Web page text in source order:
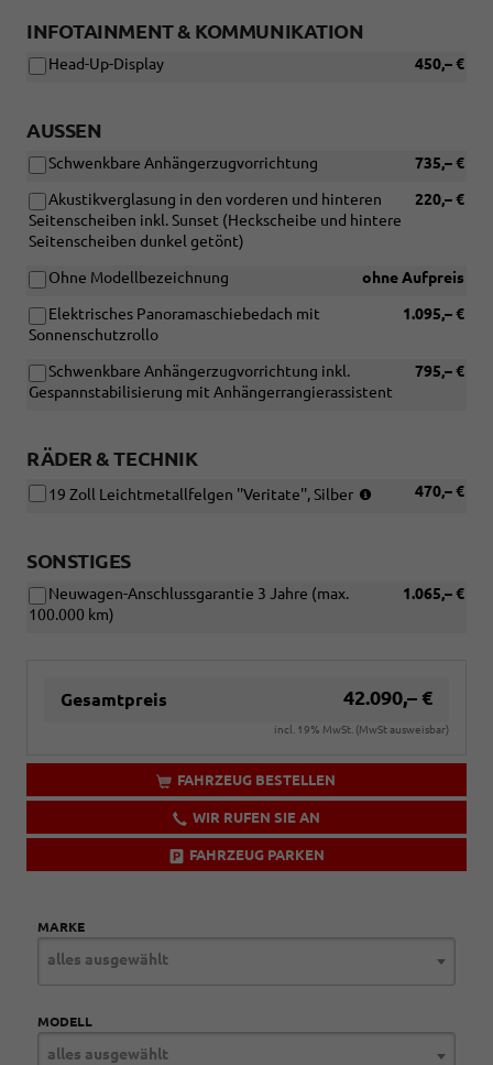
INFOTAINMENT & KOMMUNIKATION
450,– €
Head-Up-Display
AUSSEN
735,– €
Schwenkbare Anhängerzugvorrichtung
220,– €
Akustikverglasung in den vorderen und hinteren
Seitenscheiben inkl. Sunset (Heckscheibe und hintere
Seitenscheiben dunkel getönt)
ohne Aufpreis
Ohne Modellbezeichnung
1.095,– €
Elektrisches Panoramaschiebedach mit
Sonnenschutzrollo
795,– €
Schwenkbare Anhängerzugvorrichtung inkl.
Gespannstabilisierung mit Anhängerrangierassistent
RÄDER & TECHNIK
470,– €
19 Zoll Leichtmetallfelgen ''Veritate'', Silber
(Bereifung
SONSTIGES
1.065,– €
Neuwagen-Anschlussgarantie 3 Jahre (max.
100.000 km)
Gesamtpreis 42.090,– €
incl. 19% MwSt. (MwSt ausweisbar)
FAHRZEUG BESTELLEN
WIR RUFEN SIE AN
FAHRZEUG PARKEN
MARKE
alles ausgewählt
MODELL
alles ausgewählt